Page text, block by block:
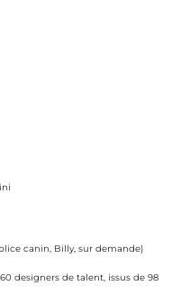
canin, Billy, sur demande)
designers de talent, issus de 98